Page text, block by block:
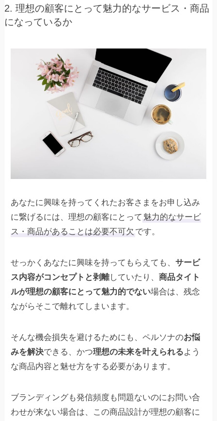
2. 理想の顧客にとって魅力的なサービス・商品
になっているか
あなたに興味を持ってくれたお客さまをお申し込み
に繋げるには、理想の顧客にとって 魅力的なサービ
ス・商品があることは必要不可欠 です。
せっかくあなたに興味を持ってもらえても、サービ
ス内容がコンセプトと剥離していたり、商品タイト
ルが理想の顧客にとって魅力的でない場合は、残念
ながらそこで離れてしまいます。
そんな機会損失を避けるためにも、ペルソナのお悩
みを解決できる、かつ理想の未来を叶えられるよう
な商品内容と魅せ方をする必要があります。
ブランディングも発信頻度も問題ないのにお問い合
わせが来ない場合は、この商品設計が理想の顧客に